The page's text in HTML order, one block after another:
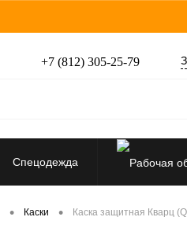
+7 (812) 305-25-79
Спецодежда
• Каски • Каска защитная Кварц